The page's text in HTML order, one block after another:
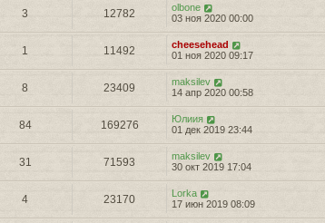
3 12782
olbone
03 ноя 2020 00:00
1 11492
cheesehead
01 ноя 2020 09:17
8 23409
maksilev
14 апр 2020 00:58
84 169276
Юлиия
01 дек 2019 23:44
31 71593
maksilev
30 окт 2019 17:04
4 23170
Lorka
17 июн 2019 08:09